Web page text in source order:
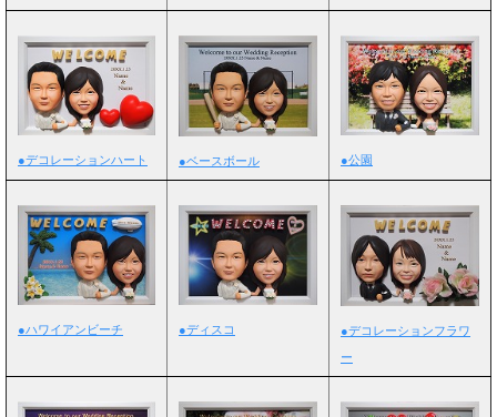
●デコレーションハート ●ベースボール ●公園
●ハワイアンビーチ ●ディスコ
●デコレーションフラワ
ー